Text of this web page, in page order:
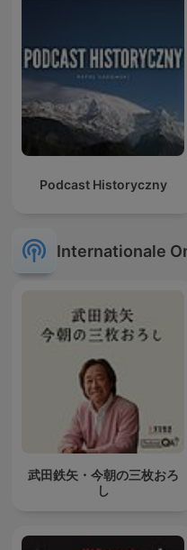
Podcast Historyczny
Internationale
武田鉄矢・今朝の三枚おろ
し